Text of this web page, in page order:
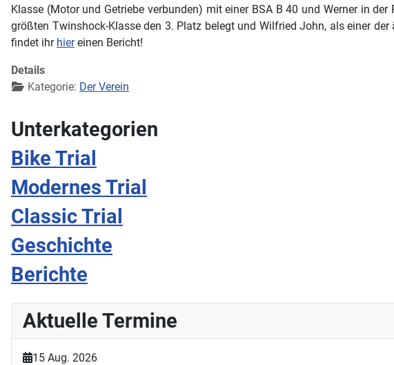
Klasse (Motor und Getriebe verbunden) mit einer BSA B 40 und Werner in
größten Twinshock-Klasse den 3. Platz belegt und Wilfried John, als einer
findet ihr hiereinen Bericht!
Details
Kategorie: Der Verein
Unterkategorien
Bike Trial
Modernes Trial
Classic Trial
Geschichte
Berichte
Aktuelle Termine
15 Aug. 2026